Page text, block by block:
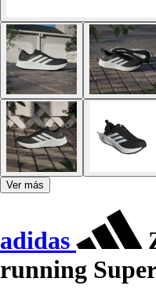
Ver más
adidas
running